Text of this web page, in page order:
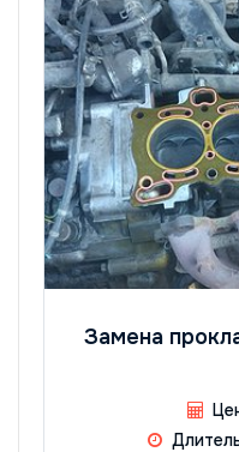
Замена